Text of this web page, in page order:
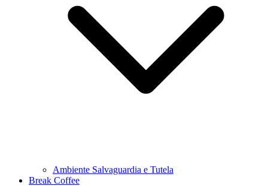
Ambiente Salvaguardia e Tutela
Break Coffee